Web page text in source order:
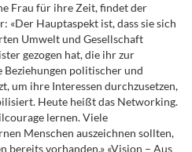
Frau für ihre Zeit, findet der
Hauptaspekt ist, dass sie sich
Umwelt und Gesellschaft
gezogen hat, die ihr zur
Beziehungen politischer und
um ihre Interessen durchzusetzen,
Heute heißt das Networking.
lernen. Viele
Menschen auszeichnen sollten,
bereits vorhanden.» «Vision – Aus